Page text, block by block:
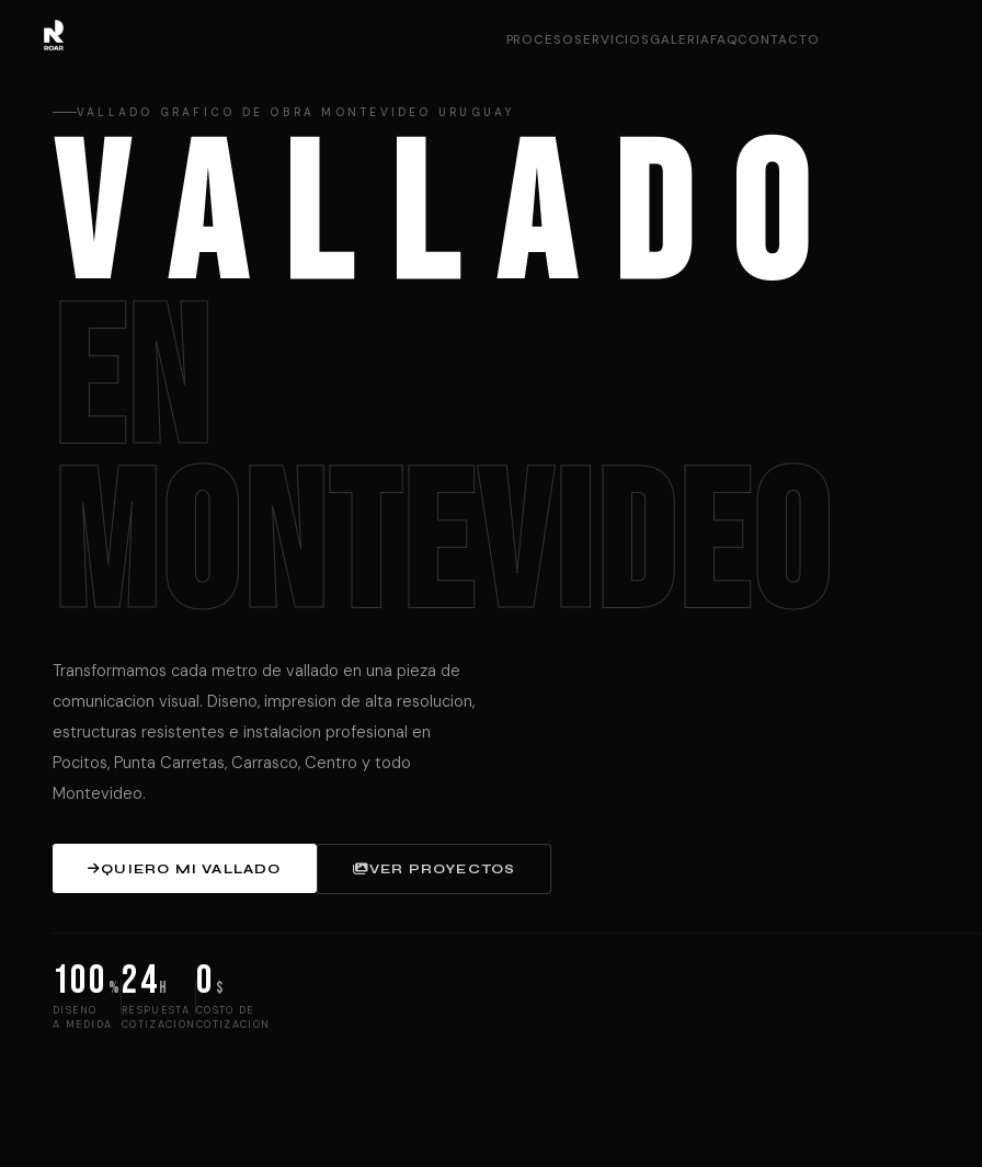
PROCESO SERVICIOS GALERIAFAQCONTACTO
VALLADO GRAFICO DE OBRA MONTEVIDEO URUGUAY
V A L L A D O
EN
MONTEVIDEO
Transformamos cada metro de vallado en una pieza de
comunicacion visual. Diseno, impresion de alta resolucion,
estructuras resistentes e instalacion profesional en
Pocitos, Punta Carretas, Carrasco, Centro y todo
Montevideo.
QUIERO MI VALLADO VER PROYECTOS
100 %
DISENO
A MEDIDA
24h
RESPUESTA
COTIZACION
0 $
COSTO DE
COTIZACION